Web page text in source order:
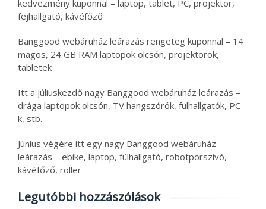
kedvezmény kuponnal – laptop, tablet, PC, projektor,
fejhallgató, kávéfőző
Banggood webáruház leárazás rengeteg kuponnal – 14
magos, 24 GB RAM laptopok olcsón, projektorok,
tabletek
Itt a júliuskezdő nagy Banggood webáruház leárazás –
drága laptopok olcsón, TV hangszórók, fülhallgatók, PC-
k, stb.
Június végére itt egy nagy Banggood webáruház
leárazás – ebike, laptop, fülhallgató, robotporszívó,
kávéfőző, roller
Legutóbbi hozzászólások